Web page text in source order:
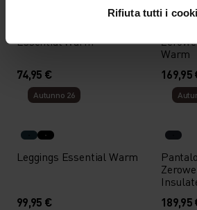
Rifiuta tutti i
Essential Warm
74,95 €
%
Warm
169,95
Autunno 26
Leggings Essential Warm
99,95 €
189,95